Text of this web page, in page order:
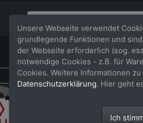
Unsere Webseite verwendet
grundlegende Funktionen und
der Webseite erforderlich (sog.
notwendige Cookies - z.B. für
Cookies. Weitere Informationen
Datenschutzerklärung. Hier geht
Ich